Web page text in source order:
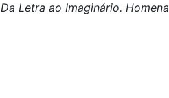
Da Letra ao Imaginário.